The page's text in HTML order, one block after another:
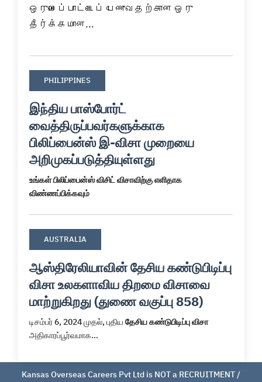
ஒருமைப்பாட்டைப் பேணுவதற்கான ஒரு
தீர்க்கமான...
PHILIPPINES
இந்திய பாஸ்போர்ட்
வைத்திருப்பவர்களுக்காக
பிலிப்பைன்ஸ் இ-விசா முறையை
அறிமுகப்படுத்தியுள்ளது
உங்கள் பிலிப்பைன்ஸ் விசிட் விசாவிற்கு எளிதாக
விண்ணப்பிக்கவும்
AUSTRALIA
ஆஸ்திரேலியாவின் தேசிய கண்டுபிடிப்பு
விசா உலகளாவிய திறமை விசாவை
மாற்றுகிறது (துணை வகுப்பு 858)
டிசம்பர் 6, 2024 முதல், புதிய தேசிய கண்டுபிடிப்பு விசா
அதிகாரப்பூர்வமாக...
Kansas Overseas Careers Pvt Ltd is NOT a RECRUITMENT /